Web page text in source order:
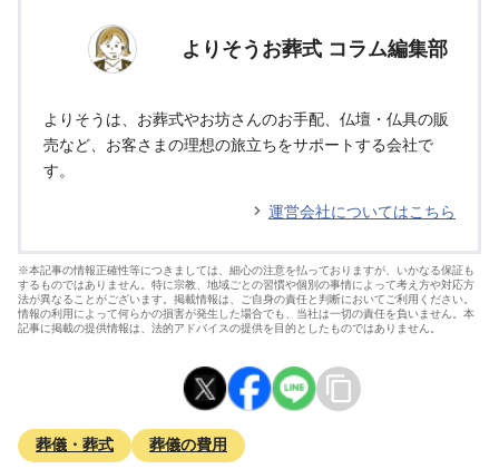
よりそうお葬式 コラム編集部
よりそうは、お葬式やお坊さんのお手配、仏壇・仏具の販
売など、お客さまの理想の旅立ちをサポートする会社で
す。
運営会社についてはこちら
※本記事の情報正確性等につきましては、細心の注意を払っておりますが、いかなる保証も
するものではありません。特に宗教、地域ごとの習慣や個別の事情によって考え方や対応方
法が異なることがございます。掲載情報は、ご自身の責任と判断においてご利用ください。
情報の利用によって何らかの損害が発生した場合でも、当社は一切の責任を負いません。本
記事に掲載の提供情報は、法的アドバイスの提供を目的としたものではありません。
葬儀・葬式 葬儀の費用